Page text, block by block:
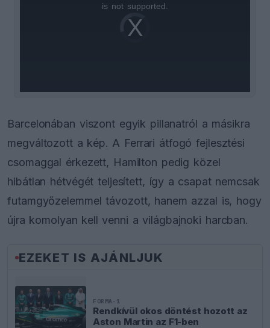
Video
Player
loading.
is not supported.
Barcelonában viszont egyik pillanatról a másikra
megváltozott a kép. A Ferrari átfogó fejlesztési
csomaggal érkezett, Hamilton pedig közel
hibátlan hétvégét teljesített, így a csapat nemcsak
futamgyőzelemmel távozott, hanem azzal is, hogy
újra komolyan kell venni a világbajnoki harcban.
EZEKET IS AJÁNLJUK
FORMA-1
Rendkívül okos döntést hozott az
Aston Martin az F1-ben